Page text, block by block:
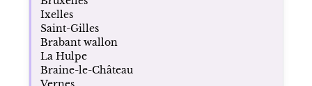
Ixelles
Saint-Gilles
Brabant wallon
La Hulpe
Braine-le-Château